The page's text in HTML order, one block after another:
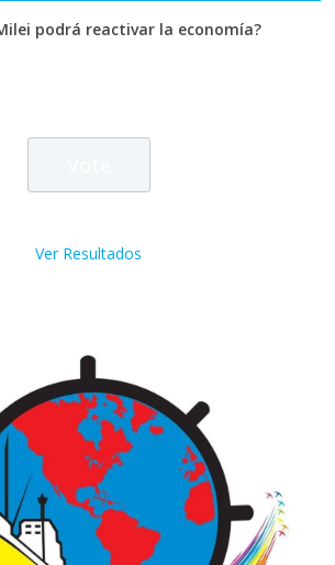
podrá reactivar la economía?
Ver Resultados